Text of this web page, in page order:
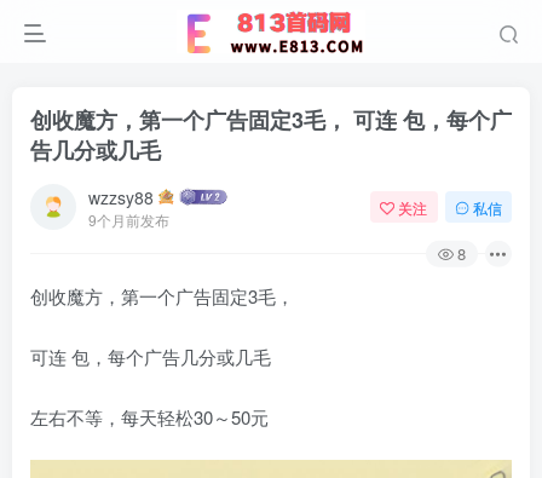
创收魔方，第一个广告固定3毛， 可连 包，每个广
告几分或几毛
wzzsy88
9个月前发布
关注 私信
8
创收魔方，第一个广告固定3毛，
可连 包，每个广告几分或几毛
左右不等，每天轻松30～50元